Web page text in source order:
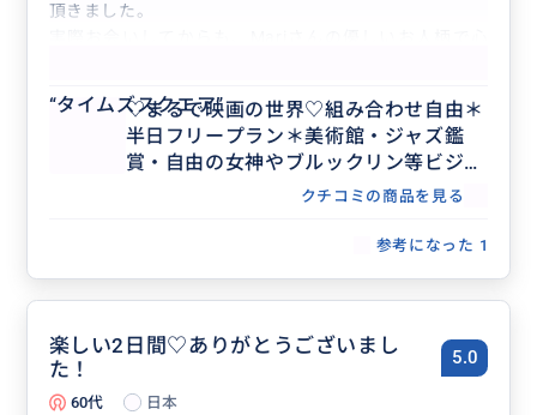
“タイムズスクエア”
頂きました。
2日間ともMariさんおすすめのお店でランチ！大当たり
どちらもリーズナブルで美味しくてお店もとても可愛い
ったりブルックリン周辺を案内して頂き、2日間ともと
ても楽しかったです。
ありがとうございました。
♡まるで映画の世界♡組み合わせ自由＊
半日フリープラン＊美術館・ジャズ鑑
賞・自由の女神やブルックリン等ビジネ
ス渡航にもおすすめ♡人数上限なし
クチコミの商品を見る
参考になった 1
楽しい2日間♡ありがとうございまし
た！
5.0
60代
日本